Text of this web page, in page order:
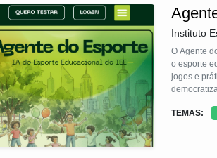
Instituto
O Agente
o esporte
jogos e
TEMAS: